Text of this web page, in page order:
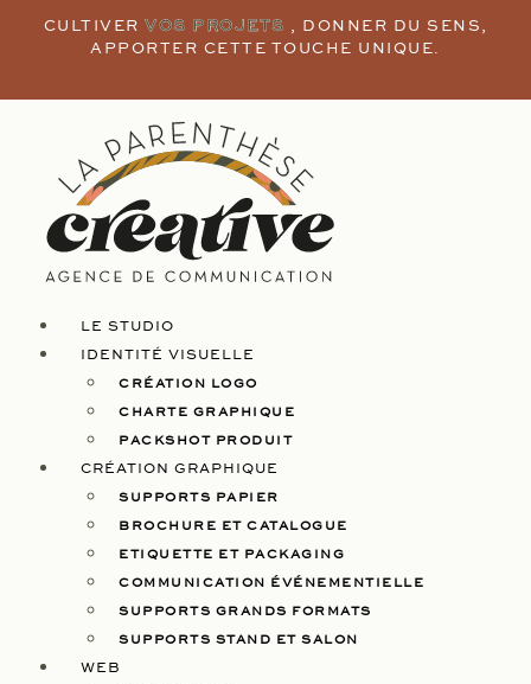
CULTIVER VOS PROJETS , DONNER DU SENS,
APPORTER CETTE TOUCHE UNIQUE.
LE STUDIO
IDENTITÉ VISUELLE
CRÉATION LOGO
CHARTE GRAPHIQUE
PACKSHOT PRODUIT
CRÉATION GRAPHIQUE
SUPPORTS PAPIER
BROCHURE ET CATALOGUE
ETIQUETTE ET PACKAGING
COMMUNICATION ÉVÉNEMENTIELLE
SUPPORTS GRANDS FORMATS
SUPPORTS STAND ET SALON
WEB